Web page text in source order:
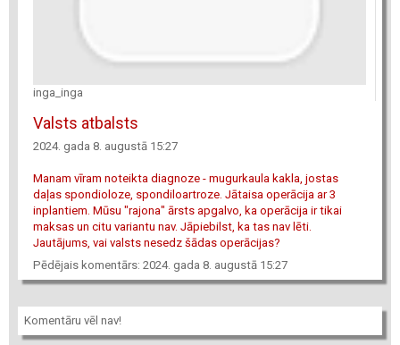
inga_inga
Valsts atbalsts
2024. gada 8. augustā 15:27
Manam vīram noteikta diagnoze - mugurkaula kakla, jostas
daļas spondioloze, spondiloartroze. Jātaisa operācija ar 3
inplantiem. Mūsu "rajona" ārsts apgalvo, ka operācija ir tikai
maksas un citu variantu nav. Jāpiebilst, ka tas nav lēti.
Jautājums, vai valsts nesedz šādas operācijas?
Pēdējais komentārs: 2024. gada 8. augustā 15:27
Komentāru vēl nav!